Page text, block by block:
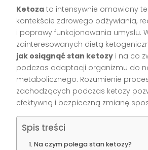
Ketoza to intensywnie omawiany
kontekście zdrowego odżywiania,
i poprawy funkcjonowania umysłu.
zainteresowanych dietą
jak osiągnąć stan ketozy i na co
podczas adaptacji organizmu do
metabolicznego. Rozumienie
zachodzących podczas ketozy
efektywną i bezpieczną zmianę
Spis treści
Na czym polega stan ketozy?